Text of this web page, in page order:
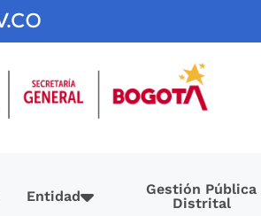
Entidad
Gestión Pública
Distrital